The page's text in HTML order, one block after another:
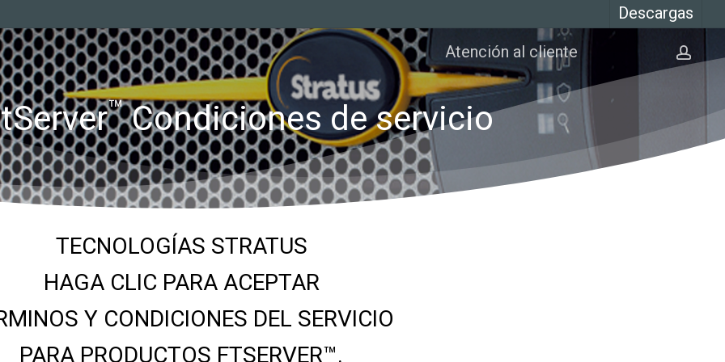
Descargas
Atención al cliente
™Condiciones de servicio
TECNOLOGÍAS STRATUS
HAGA CLIC PARA ACEPTAR
Y CONDICIONES DEL SERVICIO
PARA PRODUCTOS FTSERVER™.